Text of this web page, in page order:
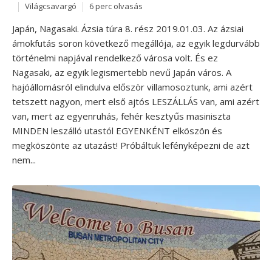
Világcsavargó 6 perc olvasás
Japán, Nagasaki. Ázsia túra 8. rész 2019.01.03. Az ázsiai
ámokfutás soron következő megállója, az egyik legdurvább
történelmi napjával rendelkező városa volt. És ez
Nagasaki, az egyik legismertebb nevű Japán város. A
hajóállomásról elindulva először villamosoztunk, ami azért
tetszett nagyon, mert első ajtós LESZÁLLÁS van, ami azért
van, mert az egyenruhás, fehér kesztyűs masiniszta
MINDEN leszálló utastól EGYENKÉNT elköszön és
megköszönte az utazást! Próbáltuk lefényképezni de azt
nem...